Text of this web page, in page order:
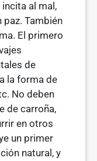
al mal,
paz. También
El primero
de
la forma de
No deben
de carroña,
en otros
un primer
natural, y